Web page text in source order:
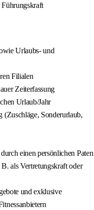
Urlaubs- und
Filialen
Zeiterfassung
Urlaub/Jahr
(Zuschläge, Sonderurlaub,
einen persönlichen Paten
als Vertretungskraft oder
und exklusive